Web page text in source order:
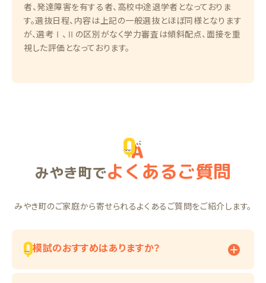
者、発達障害を有する者、高校中途退学者となっておりま
す。選抜日程、内容は上記の一般選抜とほぼ同様となります
が、選考Ⅰ、Ⅱの区別がなく学力審査は傾斜配点、面接を重
視した評価となっております。
みやき町でよくあるご質問
みやき町のご家庭から寄せられるよくあるご質問をご紹介します。
模試のおすすめはありますか？